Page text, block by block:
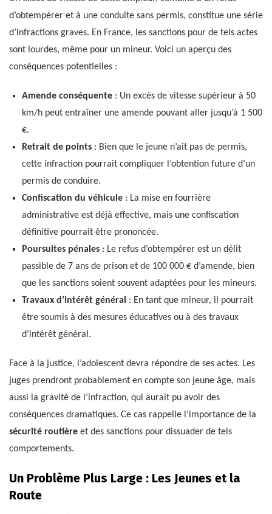
d’obtempérer et à une conduite sans permis, constitue une série
d’infractions graves. En France, les sanctions pour de tels actes
sont lourdes, même pour un mineur. Voici un aperçu des
conséquences potentielles :
Amende conséquente: Un excès de vitesse supérieur à 50
km/h peut entraîner une amende pouvant aller jusqu’à 1 500
€.
Retrait de points: Bien que le jeune n’ait pas de permis,
cette infraction pourrait compliquer l’obtention future d’un
permis de conduire.
Confiscation du véhicule: La mise en fourrière
administrative est déjà effective, mais une confiscation
définitive pourrait être prononcée.
Poursuites pénales: Le refus d’obtempérer est un délit
passible de 7 ans de prison et de 100 000 € d’amende, bien
que les sanctions soient souvent adaptées pour les mineurs.
Travaux d’intérêt général
: En tant que mineur, il pourrait
être soumis à des mesures éducatives ou à des travaux
d’intérêt général.
Face à la justice, l’adolescent devra répondre de ses actes. Les
juges prendront probablement en compte son jeune âge, mais
aussi la gravité de l’infraction, qui aurait pu avoir des
conséquences dramatiques. Ce cas rappelle l’importance de la
sécurité routière et des sanctions pour dissuader de tels
comportements.
Un Problème Plus Large : Les Jeunes et la
Route